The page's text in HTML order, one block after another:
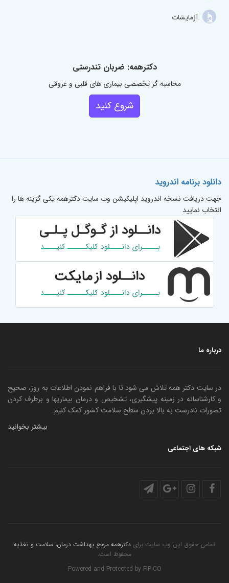
آزمایشات
دکترهمه: ضربان تندرستی
محاسبه گر تخصصی بیماری های قلبی و عروقی
شروع کنید
دانلود برنامه اندروید
جهت دریافت نسخه اندروید اپلیکیشن وب سایت دکترهمه یکی گزینه ها را
انتخاب نمایید
درباره ما
در سایت دکتر همه تلاش می شود تا با فراهم نمودن اطلاعات به روز، صحیح
و کارشناسانه در زمینه پیشگیری، تشخیص و درمان بیماریها و برطرف کردن
تصورات نادرست به بالا بردن سطح سلامت کشور کمک کنیم.
بیشتر بخوانید
شبکه های اجتماعی
تمامی حقوق این وب سایت برای دکترهمه مرجع بهداشت درمان، سلامت و تغذیه
محفوظ است.
Powered and Protected by FIP-CO